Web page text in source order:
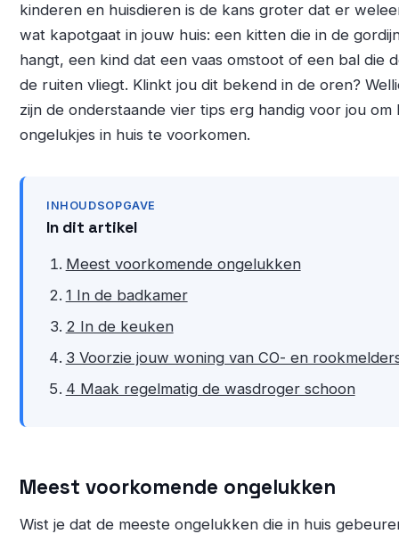
kinderen en huisdieren is de kans groter dat er
wat kapotgaat in jouw huis: een kitten die in de
hangt, een kind dat een vaas omstoot of een bal die
de ruiten vliegt. Klinkt jou dit bekend in de oren?
zijn de onderstaande vier tips erg handig voor jou om
ongelukjes in huis te voorkomen.
INHOUDSOPGAVE
In dit artikel
Meest voorkomende ongelukken
1 In de badkamer
2 In de keuken
3 Voorzie jouw woning van CO- en
4 Maak regelmatig de wasdroger schoon
Meest voorkomende ongelukken
Wist je dat de meeste ongelukken die in huis